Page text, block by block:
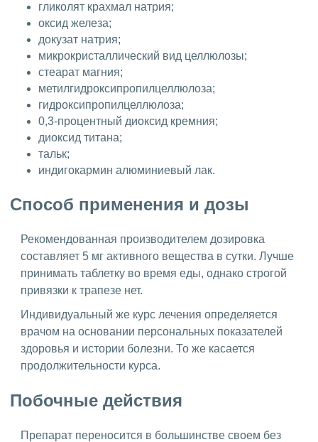
гликолят крахмал натрия;
оксид железа;
докузат натрия;
микрокристаллический вид целлюлозы;
стеарат магния;
метилгидроксипропилцеллюлоза;
гидроксипропилцеллюлоза;
0,3-процентный диоксид кремния;
диоксид титана;
тальк;
индигокармин алюминиевый лак.
Способ применения и дозы
Рекомендованная производителем дозировка
составляет 5 мг активного вещества в сутки. Лучше
принимать таблетку во время еды, однако строгой
привязки к трапезе нет.
Индивидуальный же курс лечения определяется
врачом на основании персональных показателей
здоровья и истории болезни. То же касается
продолжительности курса.
Побочные действия
Препарат переносится в большинстве своем без